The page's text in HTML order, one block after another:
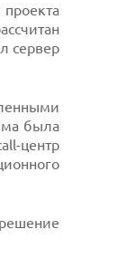
сервер
была
центр